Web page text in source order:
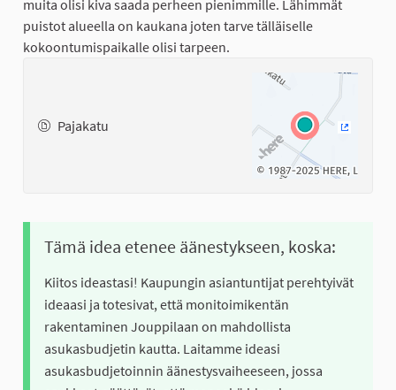
muita olisi kiva saada perheen pienimmille. Lähimmät
puistot alueella on kaukana joten tarve tälläiselle
kokoontumispaikalle olisi tarpeen.
Pajakatu
Tämä idea etenee äänestykseen, koska:
Kiitos ideastasi! Kaupungin asiantuntijat perehtyivät
ideaasi ja totesivat, että monitoimikentän
rakentaminen Jouppilaan on mahdollista
asukasbudjetin kautta. Laitamme ideasi
asukasbudjetoinnin äänestysvaiheeseen, jossa